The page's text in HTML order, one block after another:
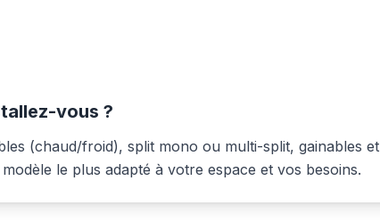
vous ?
(chaud/froid), split mono ou multi-split, gainables et
le plus adapté à votre espace et vos besoins.